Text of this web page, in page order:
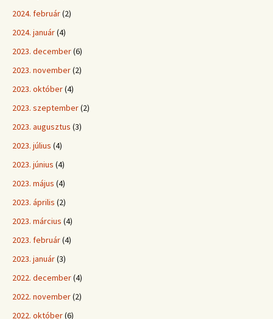
2024. február(2)
2024. január(4)
2023. december(6)
2023. november(2)
2023. október(4)
2023. szeptember(2)
2023. augusztus (3)
2023. július (4)
2023. június (4)
2023. május (4)
2023. április (2)
2023. március (4)
2023. február(4)
2023. január(3)
2022. december(4)
2022. november(2)
2022. október(6)